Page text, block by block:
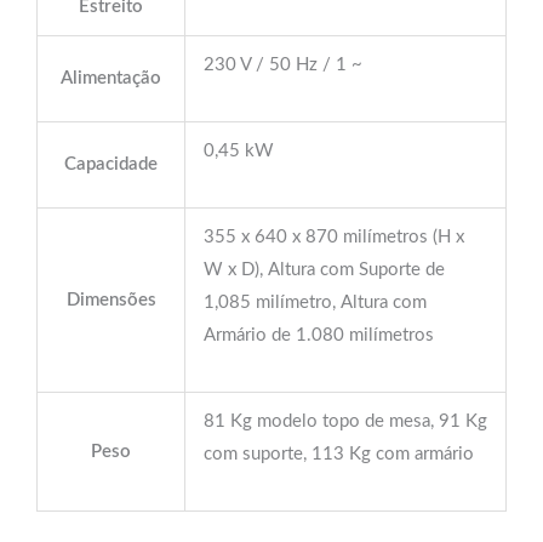
Estreito
Alimentação
230 V / 50 Hz / 1 ~
Capacidade
0,45 kW
Dimensões
355 x 640 x 870 milímetros (H x
W x D), Altura com Suporte de
1,085 milímetro, Altura com
Armário de 1.080 milímetros
Peso
81 Kg modelo topo de mesa, 91 Kg
com suporte, 113 Kg com armário